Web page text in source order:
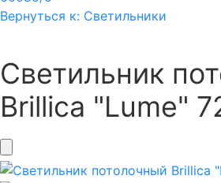
Вернуться к: Светильники
Светильник
Brillica "Lume"